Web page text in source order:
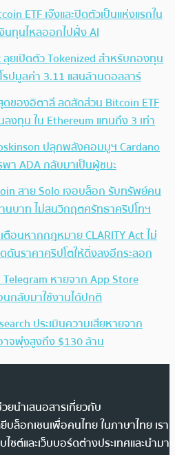
ETF เจ๊งและปิดตัวเป็นแห่งแรกใน
นทุนไหลออกไปฝั่ง AI
ลุยเปิดตัว Tokenized สำหรับกองทุน
รปมูลค่า 3.11 แสนล้านดอลลาร์
ของอิตาลี ลดสัดส่วน Bitcoin ETF
งทุน ใน Ethereum แทนถึง 3 เท่า
ปลุกพลังคอมมูฯ Cardano
า ADA กลับมาเป็นผู้ชนะ
สาย Solo เจอบล็อก รับทรัพย์คน
นบาท ไม่สนวิกฤตศรัทธาคริปโทฯ
ตือนหากกฎหมาย CLARITY Act ไม่
ดันราคาคริปโตให้ดิ่งลงอีกระลอก
หายจาก App Store
กลับมาใช้งานได้ปกติ
ประเมินความเสียหายจาก
าจพุ่งสูงถึง $130 ล้าน
ยนำเสนอสารเกี่ยวกับ
บล็อกเชนเพื่อคนไทย ในภาษาไทย เรา
ต์และเว็บบอร์ดต่างประเทศและนำมา